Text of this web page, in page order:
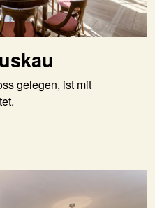
gelegen, ist mit